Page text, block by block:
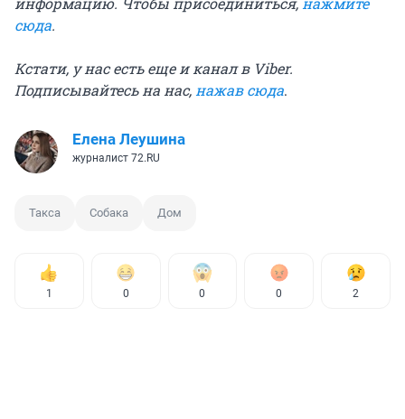
сюда.
Кстати, у нас есть еще и канал в Viber.
Подписывайтесь на нас,нажав сюда.
Елена Леушина
журналист 72.RU
Такса Собака Дом
1 0 0 0 2